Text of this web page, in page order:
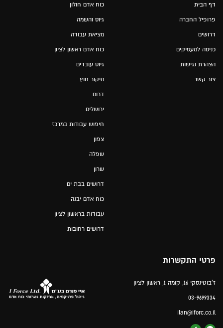
דף הבית
פרופיל החברה
דרושים
כניסה למעסיקים
הצהרת נגישות
צור קשר
כוח אדם חולון
גיוס והשמה
מציאת עבודה
כוח אדם ראשון לציון
גיוס עובדים
מיקור חוץ
דרום
ירושלים
חיפוש עבודות במרכז
צפון
שפלה
שרון
דרושים בבת ים
כוח אדם יבנה
עבודות בראשון לציון
דרושים רחובות
פרטי התקשרות
ז'בוטינסקי 16, קומה 1, ראשון לציון
03-9699334
ilan@iforc.co.il